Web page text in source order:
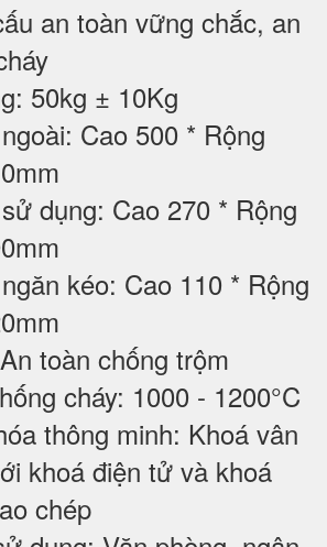
an toàn vững chắc, an
50kg ± 10Kg
Cao 500 * Rộng
dụng: Cao 270 * Rộng
kéo: Cao 110 * Rộng
toàn chống trộm
cháy: 1000 - 1200°C
thông minh: Khoá vân
khoá điện tử và khoá
chép